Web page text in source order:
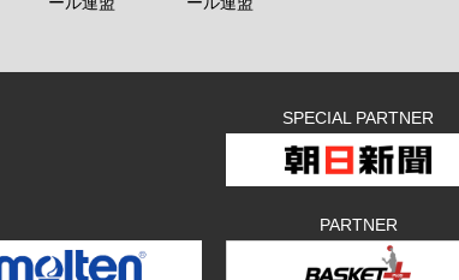
SPECIAL PARTNER
PARTNER